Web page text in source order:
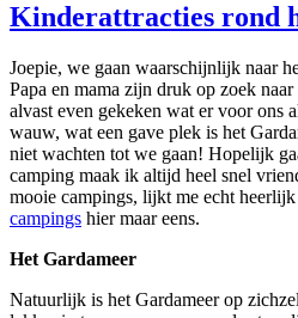
Kinderattracties rond
Joepie, we gaan waarschijnlijk naar
Papa en mama zijn druk op zoek
alvast even gekeken wat er voor ons
wauw, wat een gave plek is het
niet wachten tot we gaan! Hopelijk
camping maak ik altijd heel snel
mooie campings, lijkt me echt
campings hier maar eens.
Het Gardameer
Natuurlijk is het Gardameer op